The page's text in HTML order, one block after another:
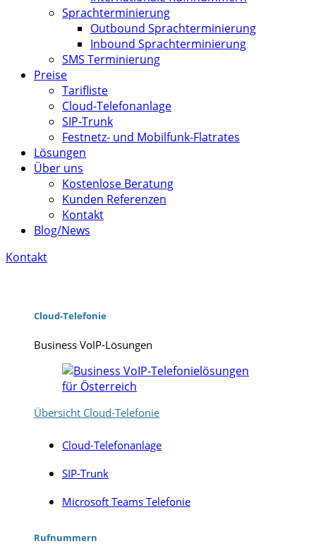
Sprachterminierung
Outbound Sprachterminierung
Inbound Sprachterminierung
SMS Terminierung
Preise
Tarifliste
Cloud-Telefonanlage
SIP-Trunk
Festnetz- und Mobilfunk-Flatrates
Lösungen
Über uns
Kostenlose Beratung
Kunden Referenzen
Kontakt
Blog/News
Kontakt
Cloud-Telefonie
Business VoIP-Lösungen
Übersicht Cloud-Telefonie
Cloud-Telefonanlage
SIP-Trunk
Microsoft Teams Telefonie
Rufnummern